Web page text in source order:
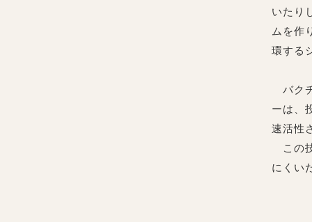
いたり
ムを作
環する
バク
ーは、
速活性
この
にくい